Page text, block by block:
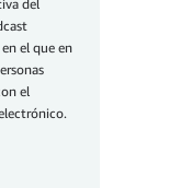
del
el que en
el